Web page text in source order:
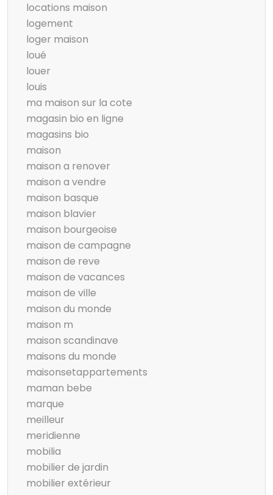
locations maison
logement
loger maison
loué
louer
louis
ma maison sur la cote
magasin bio en ligne
magasins bio
maison
maison a renover
maison a vendre
maison basque
maison blavier
maison bourgeoise
maison de campagne
maison de reve
maison de vacances
maison de ville
maison du monde
maison m
maison scandinave
maisons du monde
maisonsetappartements
maman bebe
marque
meilleur
meridienne
mobilia
mobilier de jardin
mobilier extérieur